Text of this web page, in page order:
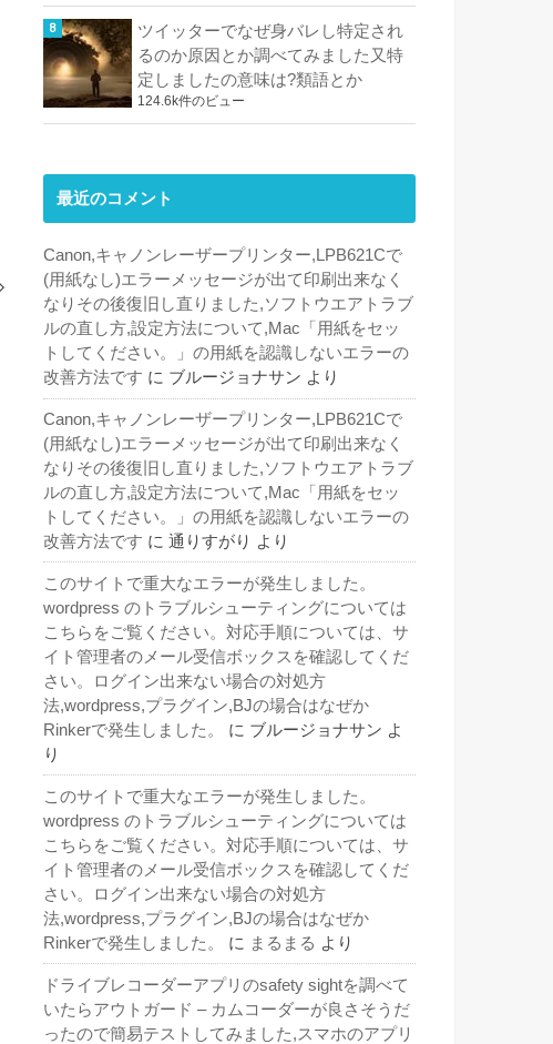
ツイッターでなぜ身バレし特定され
るのか原因とか調べてみました又特
定しましたの意味は?類語とか
124.6k件のビュー
最近のコメント
Canon,キャノンレーザープリンター,LPB621Cで
(用紙なし)エラーメッセージが出て印刷出来なく
なりその後復旧し直りました,ソフトウエアトラブ
ルの直し方,設定方法について,Mac「用紙をセッ
トしてください。」の用紙を認識しないエラーの
改善方法です に ブルージョナサン より
Canon,キャノンレーザープリンター,LPB621Cで
(用紙なし)エラーメッセージが出て印刷出来なく
なりその後復旧し直りました,ソフトウエアトラブ
ルの直し方,設定方法について,Mac「用紙をセッ
トしてください。」の用紙を認識しないエラーの
改善方法です に 通りすがり より
このサイトで重大なエラーが発生しました。
wordpress のトラブルシューティングについては
こちらをご覧ください。対応手順については、サ
イト管理者のメール受信ボックスを確認してくだ
さい。ログイン出来ない場合の対処方
法,wordpress,プラグイン,BJの場合はなぜか
Rinkerで発生しました。
に ブルージョナサン よ
り
このサイトで重大なエラーが発生しました。
wordpress のトラブルシューティングについては
こちらをご覧ください。対応手順については、サ
イト管理者のメール受信ボックスを確認してくだ
さい。ログイン出来ない場合の対処方
法,wordpress,プラグイン,BJの場合はなぜか
Rinkerで発生しました。
に まるまる より
ドライブレコーダーアプリのsafety sightを調べて
いたらアウトガード – カムコーダーが良さそうだ
ったので簡易テストしてみました,スマホのアプリ